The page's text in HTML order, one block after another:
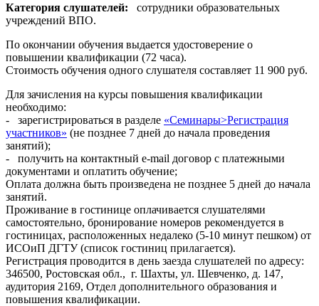
Категория слушателей:
сотрудники образовательных
учреждений ВПО.
По окончании обучения выдается удостоверение о
повышении квалификации (72 часа).
Стоимость обучения одного слушателя составляет 11 900 руб.
Для зачисления на курсы повышения квалификации
необходимо:
- зарегистрироваться в разделе «Семинары>Регистрация
участников» (не позднее 7 дней до начала проведения
занятий);
- получить на контактный e-mail договор с платежными
документами и оплатить обучение;
Оплата должна быть произведена не позднее 5 дней до начала
занятий.
Проживание в гостинице оплачивается слушателями
самостоятельно, бронирование номеров рекомендуется в
гостиницах, расположенных недалеко (5-10 минут пешком) от
ИСОиП ДГТУ (список гостиниц прилагается).
Регистрация проводится в день заезда слушателей по адресу:
346500, Ростовская обл., г. Шахты, ул. Шевченко, д. 147,
аудитория 2169, Отдел дополнительного образования и
повышения квалификации.